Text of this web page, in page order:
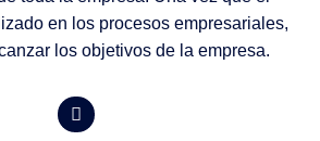
en los procesos empresariales,
los objetivos de la empresa.